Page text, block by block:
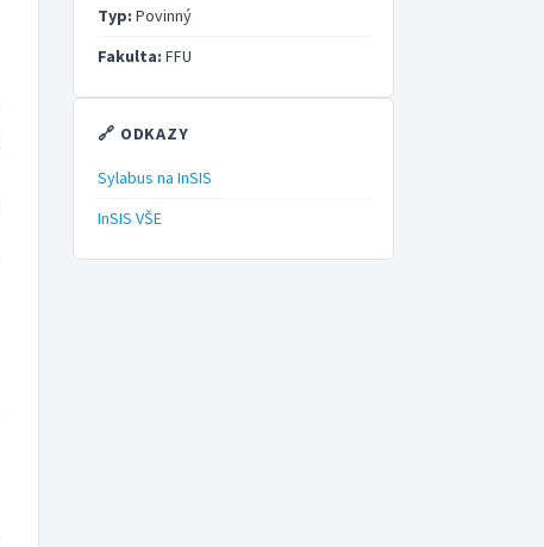
Typ: Povinný
Fakulta: FFU
🔗 ODKAZY
Sylabus na InSIS
InSIS VŠE